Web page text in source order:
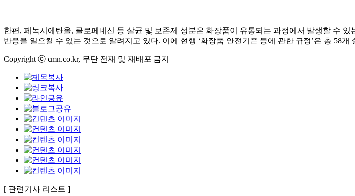
한편, 페녹시에탄올, 클로페네신 등 살균 및 보존제 성분은 화장품이 유통되는 과정에서 발생할 수
반응을 일으킬 수 있는 것으로 알려지고 있다. 이에 현행 ‘화장품 안전기준 등에 관한 규정’은 총 58
Copyright ⓒ cmn.co.kr, 무단 전재 및 재배포 금지
[ 관련기사 리스트 ]